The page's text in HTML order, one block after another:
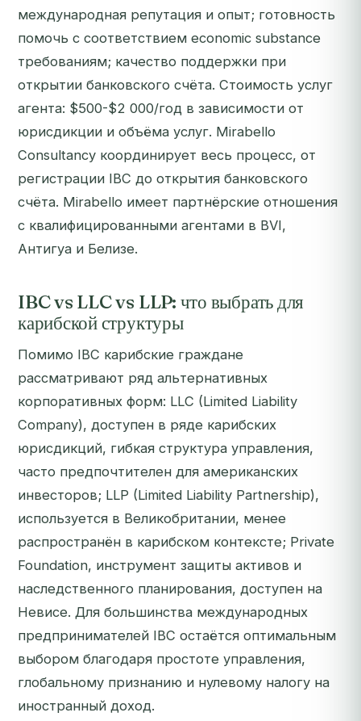
международная репутация и опыт; готовность
помочь с соответствием economic substance
требованиям; качество поддержки при
открытии банковского счёта. Стоимость услуг
агента: $500-$2 000/год в зависимости от
юрисдикции и объёма услуг. Mirabello
Consultancy координирует весь процесс, от
регистрации IBC до открытия банковского
счёта. Mirabello имеет партнёрские отношения
с квалифицированными агентами в BVI,
Антигуа и Белизе.
IBC vs LLC vs LLP: что выбрать для
карибской структуры
Помимо IBC карибские граждане
рассматривают ряд альтернативных
корпоративных форм: LLC (Limited Liability
Company), доступен в ряде карибских
юрисдикций, гибкая структура управления,
часто предпочтителен для американских
инвесторов; LLP (Limited Liability Partnership),
используется в Великобритании, менее
распространён в карибском контексте; Private
Foundation, инструмент защиты активов и
наследственного планирования, доступен на
Невисе. Для большинства международных
предпринимателей IBC остаётся оптимальным
выбором благодаря простоте управления,
глобальному признанию и нулевому налогу на
иностранный доход.